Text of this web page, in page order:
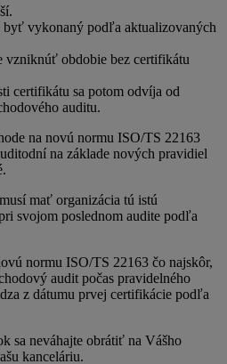
byť vykonaný podľa aktualizovaných
vzniknúť obdobie bez certifikátu
certifikátu sa potom odvíja od
auditu.
na novú normu ISO/TS 22163
na základe nových pravidiel
mať organizácia tú istú
svojom poslednom audite podľa
normu ISO/TS 22163 čo najskôr,
audit počas pravidelného
z dátumu prvej certifikácie podľa
sa neváhajte obrátiť na Vášho
kanceláriu.